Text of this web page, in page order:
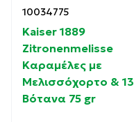
10034775
Kaiser 1889
Zitronenmelisse
Καραμέλες με
Μελισσόχορτο & 13
Βότανα 75 gr